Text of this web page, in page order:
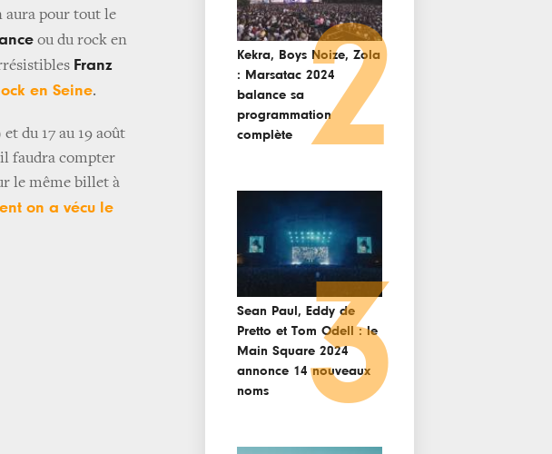
aura pour tout le
ou du rock en
Franz
en Seine.
du 17 au 19 août
faudra compter
le même billet à
on a vécu le
Kekra, Boys Noize, Zola
: Marsatac 2024
balance sa
programmation
complète
2
Sean Paul, Eddy de
Pretto et Tom Odell : le
Main Square 2024
annonce 14 nouveaux
noms
3